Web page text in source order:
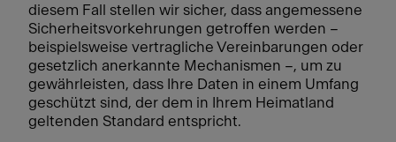
diesem Fall stellen wir sicher, dass angemessene
Sicherheitsvorkehrungen getroffen werden –
beispielsweise vertragliche Vereinbarungen oder
gesetzlich anerkannte Mechanismen –, um zu
gewährleisten, dass Ihre Daten in einem Umfang
geschützt sind, der dem in Ihrem Heimatland
geltenden Standard entspricht.